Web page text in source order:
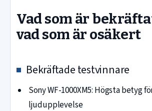
Vad som är
vad som är osäkert
Bekräftade testvinnare
Sony WF-1000XM5: Högsta betyg
ljudupplevelse